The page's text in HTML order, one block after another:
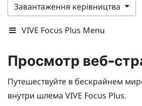
Завантаження керівництва
VIVE Focus Plus Menu
Просмотр веб-
Путешествуйте в бескрайнем
внутри шлема VIVE Focus Plus.